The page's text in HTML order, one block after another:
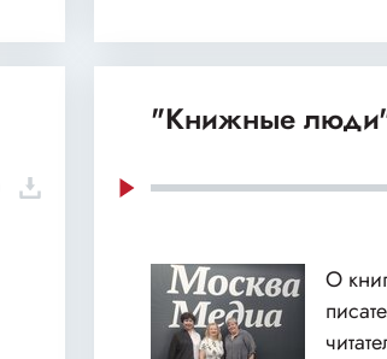
"Книжные
О